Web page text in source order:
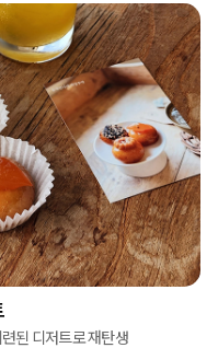
된 디저트로 재탄생